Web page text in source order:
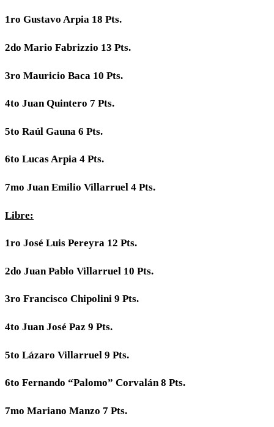
1ro Gustavo Arpia 18 Pts.
2do Mario Fabrizzio 13 Pts.
3ro Mauricio Baca 10 Pts.
4to Juan Quintero 7 Pts.
5to Raúl Gauna 6 Pts.
6to Lucas Arpia 4 Pts.
7mo Juan Emilio Villarruel 4 Pts.
Libre:
1ro José Luis Pereyra 12 Pts.
2do Juan Pablo Villarruel 10 Pts.
3ro Francisco Chipolini 9 Pts.
4to Juan José Paz 9 Pts.
5to Lázaro Villarruel 9 Pts.
6to Fernando “Palomo” Corvalán 8 Pts.
7mo Mariano Manzo 7 Pts.